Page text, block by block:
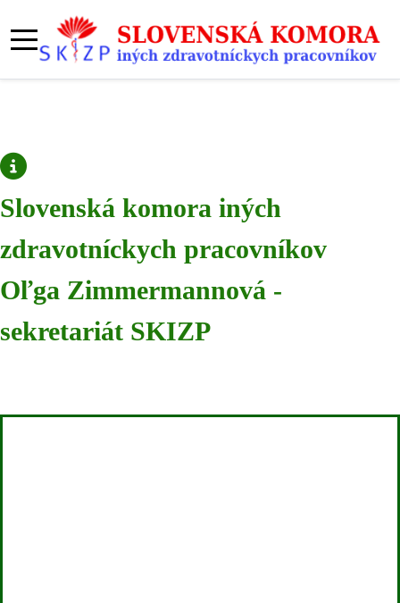
Slovenská komora iných
zdravotníckych pracovníkov
Oľga Zimmermannová -
sekretariát SKIZP